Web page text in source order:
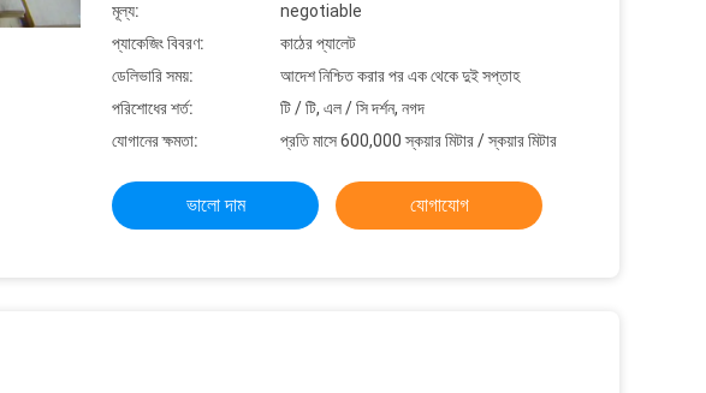
মূল্য:
negotiable
প্যাকেজিং বিবরণ:
কাঠের প্যালেট
ডেলিভারি সময়:
আদেশ নিশ্চিত করার পর এক থেকে দুই সপ্তাহ
পরিশোধের শর্ত:
টি / টি, এল / সি দর্শন, নগদ
যোগানের ক্ষমতা:
প্রতি মাসে 600,000 স্কয়ার মিটার / স্কয়ার মিটার
ভালো দাম যোগাযোগ